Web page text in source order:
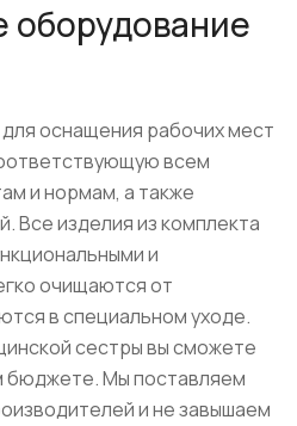
оснащения рабочих мест
всем
и нормам, а также
Все изделия из комплекта
и
очищаются от
в специальном уходе.
сестры вы сможете
бюджете. Мы поставляем
и не завышаем